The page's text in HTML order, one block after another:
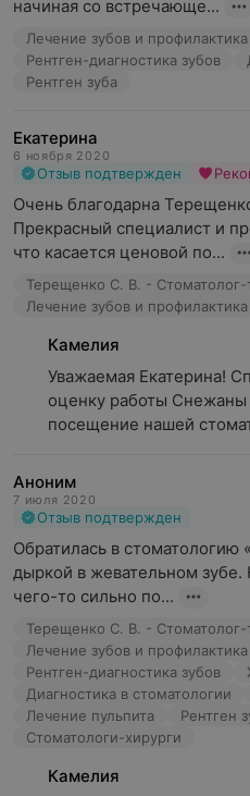
начиная со встречающе...
Лечение зубов и профилактика
Рентген-диагностика зубов
Рентген зуба
Екатерина
6 ноября 2020
Отзыв подтвержден
Очень благодарна
Прекрасный специалист и
что касается ценовой по...
Терещенко С. В. - Стоматолог-
Лечение зубов и профилактика
Камелия
Уважаемая Екатерина!
оценку работы
посещение нашей
Аноним
7 июля 2020
Отзыв подтвержден
Обратилась в
дыркой в жевательном
чего-то сильно по...
Терещенко С. В. - Стоматолог-
Лечение зубов и профилактика
Рентген-диагностика зубов
Диагностика в стоматологии
Лечение пульпита
Рентген
Стоматологи-хирурги
Камелия